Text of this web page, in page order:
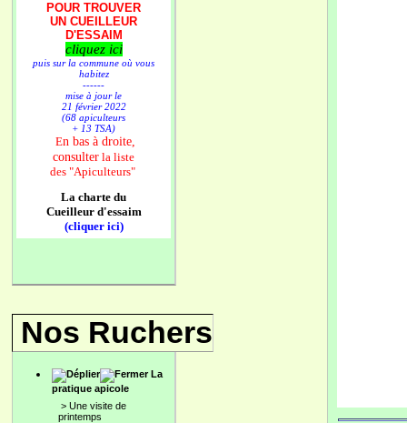
POUR TROUVER
UN CUEILLEUR
D'ESSAIM
cliquez ici
puis sur la commune où vous
habitez
------
mise à jour le
21 février 2022
(68 apiculteurs
+ 13 TSA)
En bas à droite,
consulter la liste
des "Apiculteurs"
La charte du
Cueilleur d'essaim
(cliquer ici)
Nos Ruchers
La
pratique apicole
> Une visite de
printemps